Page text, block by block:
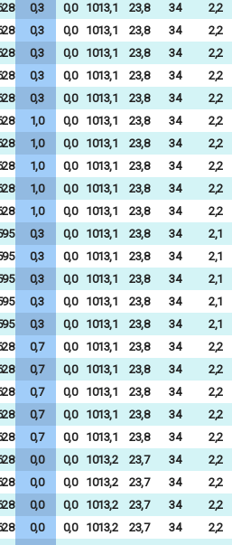
0,3 0,0 1013,1 23,8 34
2,2
0,3 0,0 1013,1 23,8 34
2,2
0,3 0,0 1013,1 23,8 34
2,2
0,3 0,0 1013,1 23,8 34
2,2
0,3 0,0 1013,1 23,8 34
2,2
1,0 0,0 1013,1 23,8 34
2,2
1,0 0,0 1013,1 23,8 34
2,2
1,0 0,0 1013,1 23,8 34
2,2
1,0 0,0 1013,1 23,8 34
2,2
1,0 0,0 1013,1 23,8 34
2,2
0,3 0,0 1013,1 23,8 34
2,1
0,3 0,0 1013,1 23,8 34
2,1
0,3 0,0 1013,1 23,8 34
2,1
0,3 0,0 1013,1 23,8 34
2,1
0,3 0,0 1013,1 23,8 34
2,1
0,7 0,0 1013,1 23,8 34
2,2
0,7 0,0 1013,1 23,8 34
2,2
0,7 0,0 1013,1 23,8 34
2,2
0,7 0,0 1013,1 23,8 34
2,2
0,7 0,0 1013,1 23,8 34
2,2
0,0 0,0 1013,2 23,7 34
2,2
0,0 0,0 1013,2 23,7 34
2,2
0,0 0,0 1013,2 23,7 34
2,2
0,0 0,0 1013,2 23,7 34
2,2